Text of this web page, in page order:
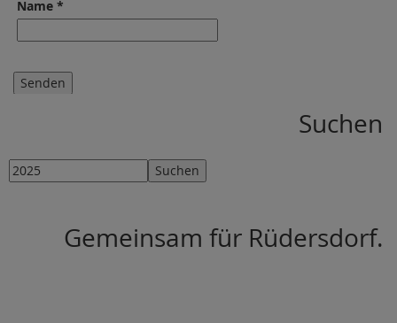
Name *
Suchen
Gemeinsam für Rüdersdorf.